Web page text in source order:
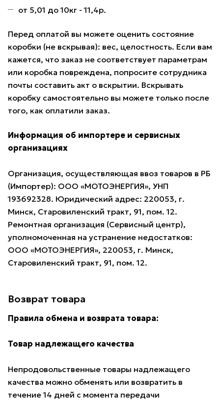
от 5,01 до 10кг - 11,4р.
Перед оплатой вы можете оценить состояние
коробки (не вскрывая): вес, целостность. Если вам
кажется, что заказ не соответствует параметрам
или коробка повреждена, попросите сотрудника
почты составить акт о вскрытии. Вскрывать
коробку самостоятельно вы можете только после
того, как оплатили заказ.
Информация об импортере и сервисных
организациях
Организация, осуществляющая ввоз товаров в РБ
(Импортер): ООО «МОТОЭНЕРГИЯ», УНП
193692328. Юридический адрес: 220053, г.
Минск, Старовиленский тракт, 91, пом. 12.
Ремонтная организация (Сервисный центр),
уполномоченная на устранение недостатков:
ООО «МОТОЭНЕРГИЯ», 220053, г. Минск,
Старовиленский тракт, 91, пом. 12.
Возврат товара
Правила обмена и возврата товара:
Товар надлежащего качества
Непродовольственные товары надлежащего
качества можно обменять или возвратить в
течение 14 дней с момента передачи